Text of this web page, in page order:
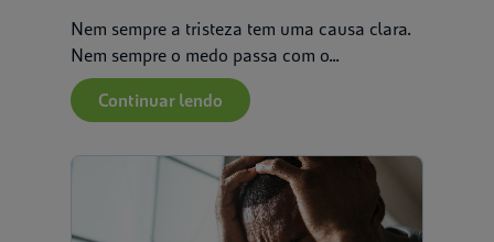
Nem sempre a tristeza tem uma causa clara.
Nem sempre o medo passa com o...
Continuar lendo